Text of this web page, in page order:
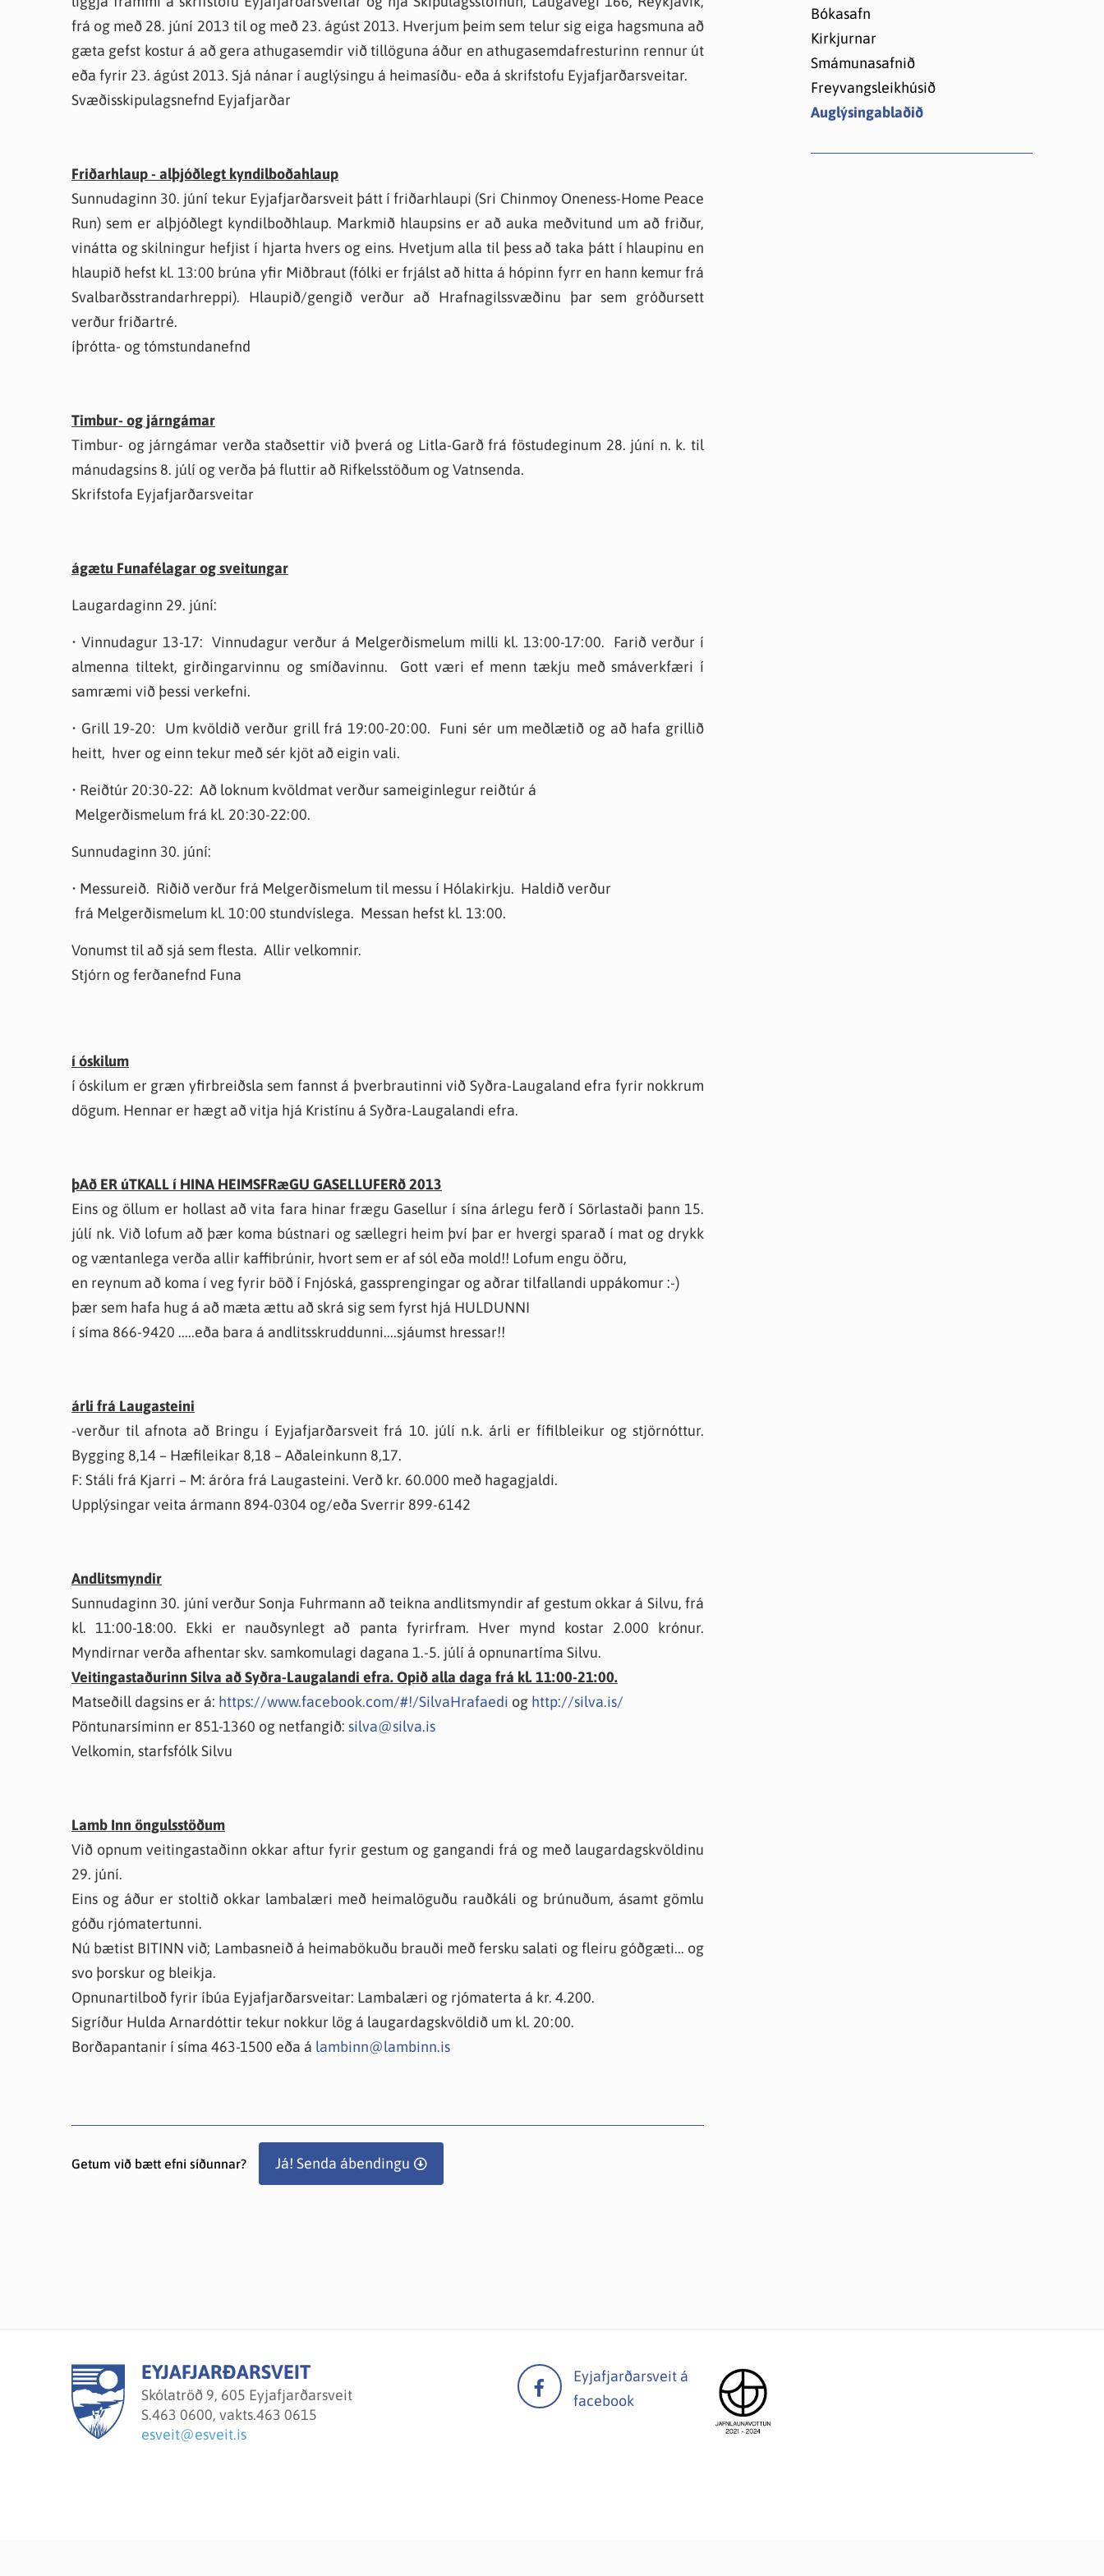
Umsóknir
Annað útgefið efni
Lóðir í Hrafnagilshverfi
Farsæld barna
Íþrótta- og tómstundastyrkur
frá og með 28. júní 2013 til og með 23. ágúst 2013. Hverjum þeim sem telur sig eiga hagsmuna að
gæta gefst kostur á að gera athugasemdir við tillöguna áður en athugasemdafresturinn rennur út
eða fyrir 23. ágúst 2013. Sjá nánar í auglýsingu á heimasíðu- eða á skrifstofu Eyjafjarðarsveitar.
Svæðisskipulagsnefnd Eyjafjarðar
Friðarhlaup - alþjóðlegt kyndilboðahlaup
Sunnudaginn 30. júní tekur Eyjafjarðarsveit þátt í friðarhlaupi (Sri Chinmoy Oneness-Home Peace
Run) sem er alþjóðlegt kyndilboðhlaup. Markmið hlaupsins er að auka meðvitund um að friður,
vinátta og skilningur hefjist í hjarta hvers og eins. Hvetjum alla til þess að taka þátt í hlaupinu en
hlaupið hefst kl. 13:00 brúna yfir Miðbraut (fólki er frjálst að hitta á hópinn fyrr en hann kemur frá
Svalbarðsstrandarhreppi). Hlaupið/gengið verður að Hrafnagilssvæðinu þar sem gróðursett
verður friðartré.
íþrótta- og tómstundanefnd
Timbur- og járngámar
Timbur- og járngámar verða staðsettir við þverá og Litla-Garð frá föstudeginum 28. júní n. k. til
mánudagsins 8. júlí og verða þá fluttir að Rifkelsstöðum og Vatnsenda.
Skrifstofa Eyjafjarðarsveitar
ágætu Funafélagar og sveitungar
Laugardaginn 29. júní:
• Vinnudagur 13-17: Vinnudagur verður á Melgerðismelum milli kl. 13:00-17:00. Farið verður í
almenna tiltekt, girðingarvinnu og smíðavinnu. Gott væri ef menn tækju með smáverkfæri í
samræmi við þessi verkefni.
• Grill 19-20: Um kvöldið verður grill frá 19:00-20:00. Funi sér um meðlætið og að hafa grillið
heitt, hver og einn tekur með sér kjöt að eigin vali.
• Reiðtúr 20:30-22: Að loknum kvöldmat verður sameiginlegur reiðtúr á
Melgerðismelum frá kl. 20:30-22:00.
Sunnudaginn 30. júní:
• Messureið. Riðið verður frá Melgerðismelum til messu í Hólakirkju. Haldið verður
frá Melgerðismelum kl. 10:00 stundvíslega. Messan hefst kl. 13:00.
Vonumst til að sjá sem flesta. Allir velkomnir.
Stjórn og ferðanefnd Funa
í óskilum
í óskilum er græn yfirbreiðsla sem fannst á þverbrautinni við Syðra-Laugaland efra fyrir nokkrum
dögum. Hennar er hægt að vitja hjá Kristínu á Syðra-Laugalandi efra.
þAð ER úTKALL í HINA HEIMSFRæGU GASELLUFERð 2013
Eins og öllum er hollast að vita fara hinar frægu Gasellur í sína árlegu ferð í Sörlastaði þann 15.
júlí nk. Við lofum að þær koma bústnari og sællegri heim því þar er hvergi sparað í mat og drykk
og væntanlega verða allir kaffibrúnir, hvort sem er af sól eða mold!! Lofum engu öðru,
en reynum að koma í veg fyrir böð í Fnjóská, gassprengingar og aðrar tilfallandi uppákomur :-)
þær sem hafa hug á að mæta ættu að skrá sig sem fyrst hjá HULDUNNI
í síma 866-9420 .....eða bara á andlitsskruddunni....sjáumst hressar!!
árli frá Laugasteini
-verður til afnota að Bringu í Eyjafjarðarsveit frá 10. júlí n.k. árli er fífilbleikur og stjörnóttur.
Bygging 8,14 – Hæfileikar 8,18 – Aðaleinkunn 8,17.
F: Stáli frá Kjarri – M: áróra frá Laugasteini. Verð kr. 60.000 með hagagjaldi.
Upplýsingar veita ármann 894-0304 og/eða Sverrir 899-6142
Andlitsmyndir
Sunnudaginn 30. júní verður Sonja Fuhrmann að teikna andlitsmyndir af gestum okkar á Silvu, frá
kl. 11:00-18:00. Ekki er nauðsynlegt að panta fyrirfram. Hver mynd kostar 2.000 krónur.
Myndirnar verða afhentar skv. samkomulagi dagana 1.-5. júlí á opnunartíma Silvu.
Veitingastaðurinn Silva að Syðra-Laugalandi efra. Opið alla daga frá kl. 11:00-21:00.
Matseðill dagsins er á: https://www.facebook.com/#!/SilvaHrafaedi og http://silva.is/
Pöntunarsíminn er 851-1360 og netfangið: silva@silva.is
Velkomin, starfsfólk Silvu
Lamb Inn öngulsstöðum
Við opnum veitingastaðinn okkar aftur fyrir gestum og gangandi frá og með laugardagskvöldinu
29. júní.
Eins og áður er stoltið okkar lambalæri með heimalöguðu rauðkáli og brúnuðum, ásamt gömlu
góðu rjómatertunni.
Nú bætist BITINN við; Lambasneið á heimabökuðu brauði með fersku salati og fleiru góðgæti... og
svo þorskur og bleikja.
Opnunartilboð fyrir íbúa Eyjafjarðarsveitar: Lambalæri og rjómaterta á kr. 4.200.
Sigríður Hulda Arnardóttir tekur nokkur lög á laugardagskvöldið um kl. 20:00.
Borðapantanir í síma 463-1500 eða á lambinn@lambinn.is
Getum við bætt efni síðunnar? Já! Senda ábendingu
Bókasafn
Kirkjurnar
Smámunasafnið
Freyvangsleikhúsið
Auglýsingablaðið
EYJAFJARÐARSVEIT
Skólatröð 9, 605 Eyjafjarðarsveit
S.463 0600, vakts.463 0615
esveit@esveit.is
Eyjafjarðarsveit á
facebook